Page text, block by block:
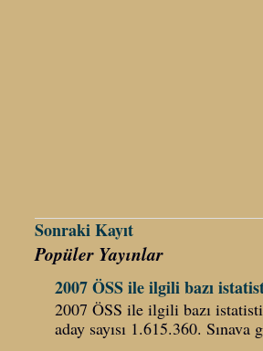
Sonraki Kayıt
Popüler Yayınlar
2007 ÖSS ile ilgili bazı
2007 ÖSS ile ilgili bazı
aday sayısı 1.615.360. Sınava